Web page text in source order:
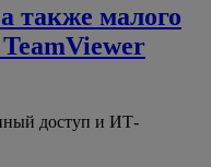
также малого
TeamViewer
доступ и ИТ-